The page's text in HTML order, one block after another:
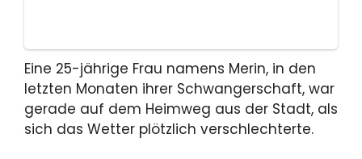
Eine 25-jährige Frau namens Merin, in den
letzten Monaten ihrer Schwangerschaft, war
gerade auf dem Heimweg aus der Stadt, als
sich das Wetter plötzlich verschlechterte.